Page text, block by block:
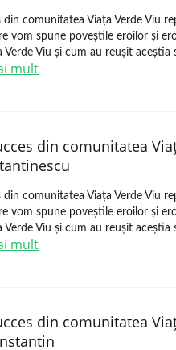
din comunitatea Viața Verde Viu
vom spune poveștile eroilor și
Verde Viu și cum au reușit aceștia
mult
din comunitatea
din comunitatea Viața Verde Viu
vom spune poveștile eroilor și
Verde Viu și cum au reușit aceștia
mult
din comunitatea